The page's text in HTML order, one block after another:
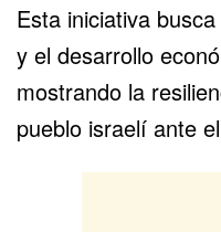
Esta iniciativa
y el desarrollo
mostrando la
pueblo israelí ante